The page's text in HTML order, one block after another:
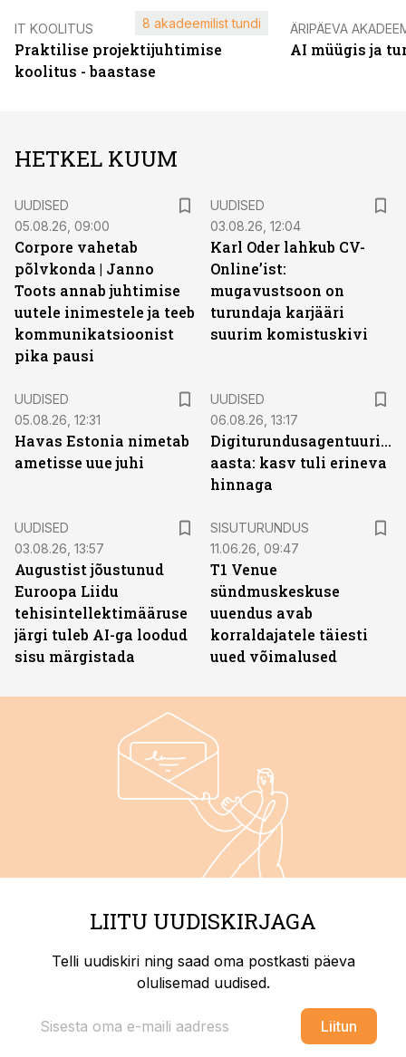
IT KOOLITUS
Praktilise projektijuhtimise
koolitus - baastase
8 akadeemilist tundi ÄRIPÄEVA
AI müügis ja
HETKEL KUUM
UUDISED
05.08.26, 09:00
Corpore vahetab
põlvkonda | Janno
Toots annab juhtimise
uutele inimestele ja teeb
kommunikatsioonist
pika pausi
UUDISED
03.08.26, 12:04
Karl Oder lahkub CV-
Online’ist:
mugavustsoon on
turundaja karjääri
suurim komistuskivi
UUDISED
05.08.26, 12:31
Havas Estonia nimetab
ametisse uue juhi
UUDISED
06.08.26, 13:17
Digiturundusagentuuride
aasta: kasv tuli erineva
hinnaga
UUDISED
03.08.26, 13:57
Augustist jõustunud
Euroopa Liidu
tehisintellektimääruse
järgi tuleb AI-ga loodud
sisu märgistada
SISUTURUNDUS
11.06.26, 09:47
T1 Venue
sündmuskeskuse
uuendus avab
korraldajatele täiesti
uued võimalused
LIITU UUDISKIRJAGA
Telli uudiskiri ning saad oma postkasti päeva
olulisemad uudised.
Liitun